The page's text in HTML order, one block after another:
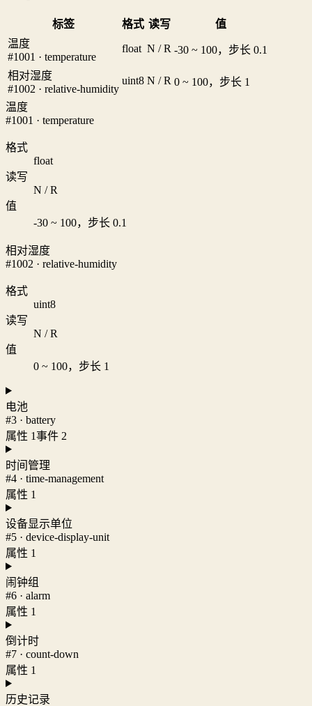
标签 格式 读写
值
温度
#1001 · temperature
float N / R -30 ~ 100，步长 0.1
相对湿度
#1002 · relative-humidity
uint8 N / R 0 ~ 100，步长 1
温度
#1001 · temperature
格式
float
读写
N / R
值
-30 ~ 100，步长 0.1
相对湿度
#1002 · relative-humidity
格式
uint8
读写
N / R
值
0 ~ 100，步长 1
电池
#3 · battery
属性 1事件 2
时间管理
#4 · time-management
属性 1
设备显示单位
#5 · device-display-unit
属性 1
闹钟组
#6 · alarm
属性 1
倒计时
#7 · count-down
属性 1
历史记录